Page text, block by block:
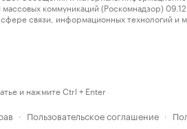
коммуникаций (Роскомнадзор)
связи, информационных
и нажмите Ctrl + Enter
· Пользовательское соглашение ·